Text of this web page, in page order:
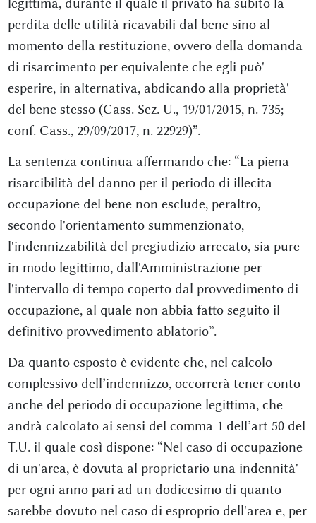
perdita delle utilità ricavabili dal bene sino al
momento della restituzione, ovvero della domanda
di risarcimento per equivalente che egli può'
esperire, in alternativa, abdicando alla proprietà'
del bene stesso (Cass. Sez. U., 19/01/2015, n. 735;
conf. Cass., 29/09/2017, n. 22929)”.
La sentenza continua affermando che: “La piena
risarcibilità del danno per il periodo di illecita
occupazione del bene non esclude, peraltro,
secondo l'orientamento summenzionato,
l'indennizzabilità del pregiudizio arrecato, sia pure
in modo legittimo, dall'Amministrazione per
l'intervallo di tempo coperto dal provvedimento di
occupazione, al quale non abbia fatto seguito il
definitivo provvedimento ablatorio”.
Da quanto esposto è evidente che, nel calcolo
complessivo dell’indennizzo, occorrerà tener conto
anche del periodo di occupazione legittima, che
andrà calcolato ai sensi del comma 1 dell’art 50 del
T.U. il quale così dispone: “Nel caso di occupazione
di un'area, è dovuta al proprietario una indennità'
per ogni anno pari ad un dodicesimo di quanto
sarebbe dovuto nel caso di esproprio dell'area e, per